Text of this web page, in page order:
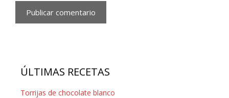
ÚLTIMAS RECETAS
Torrijas de chocolate blanco